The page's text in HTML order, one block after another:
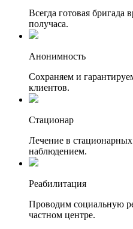
Всегда готовая бригада
получаса.
Анонимность
Сохраняем и
клиентов.
Стационар
Лечение в
наблюдением.
Реабилитация
Проводим социальную
частном центре.